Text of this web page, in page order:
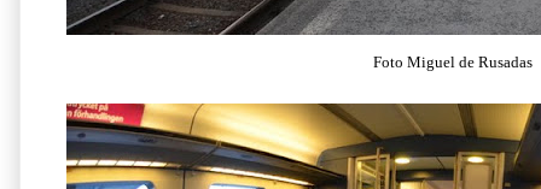
Foto Miguel de Rusadas